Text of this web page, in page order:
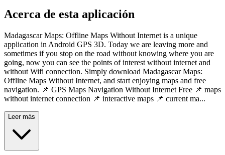
Acerca de esta aplicación
Madagascar Maps: Offline Maps Without Internet is a unique
application in Android GPS 3D. Today we are leaving more and
sometimes if you stop on the road without knowing where you are
going, now you can see the points of interest without internet and
without Wifi connection. Simply download Madagascar Maps:
Offline Maps Without Internet, and start enjoying maps and free
navigation. 📌 GPS Maps Navigation Without Internet Free 📌 maps
without internet connection 📌 interactive maps 📌 current ma...
Leer más